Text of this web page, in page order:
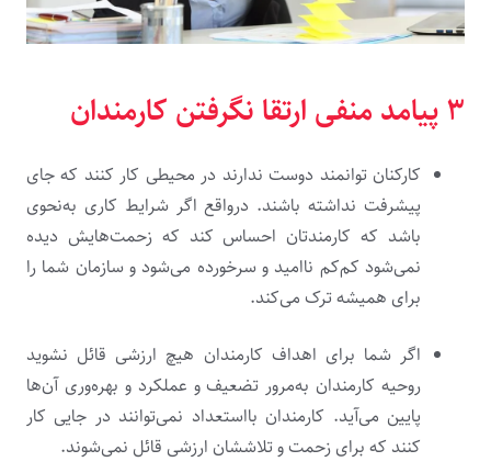
۳ پیامد منفی ارتقا نگرفتن کارمندان
کارکنان توانمند دوست ندارند در محیطی کار کنند که جای
پیشرفت نداشته باشند. درواقع اگر شرایط کاری به‌نحوی
باشد که کارمندتان احساس کند که زحمت‌هایش دیده
نمی‌شود کم‌کم ناامید و‌ سرخورده می‌شود و سازمان شما را
برای همیشه ترک می‌کند.
اگر شما برای اهداف کارمندان هیچ ارزشی قائل نشوید
روحیه کارمندان به‌مرور تضعیف و عملکرد و بهره‌وری آن‌ها
پایین می‌آید. کارمندان بااستعداد نمی‌توانند در جایی کار
کنند که برای زحمت و تلاششان ارزشی قائل نمی‌شوند.